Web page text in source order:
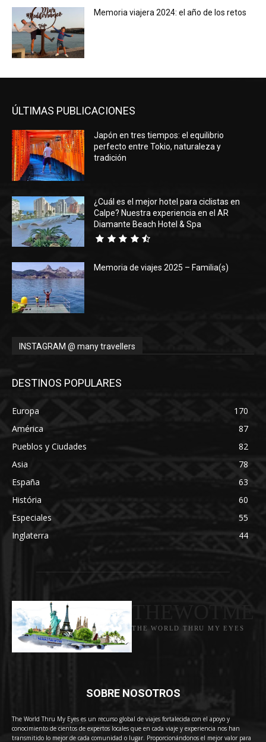
Memoria viajera 2024: el año de los retos
ÚLTIMAS PUBLICACIONES
Japón en tres tiempos: el equilibrio
perfecto entre Tokio, naturaleza y
tradición
¿Cuál es el mejor hotel para ciclistas en
Calpe? Nuestra experiencia en el AR
Diamante Beach Hotel & Spa
Memoria de viajes 2025 – Familia(s)
INSTAGRAM @ many travellers
DESTINOS POPULARES
Europa
170
América
87
Pueblos y Ciudades
82
Asia
78
España
63
História
60
Especiales
55
Inglaterra
44
THE WORLD THRU MY EYES
SOBRE NOSOTROS
The World Thru My Eyes es un recurso global de viajes fortalecida con el apoyo y
conocimiento de cientos de expertos locales que en cada viaje y experiencia nos han
transmitido lo mejor de cada comunidad o lugar. Proporcionándonos el mejor valor para